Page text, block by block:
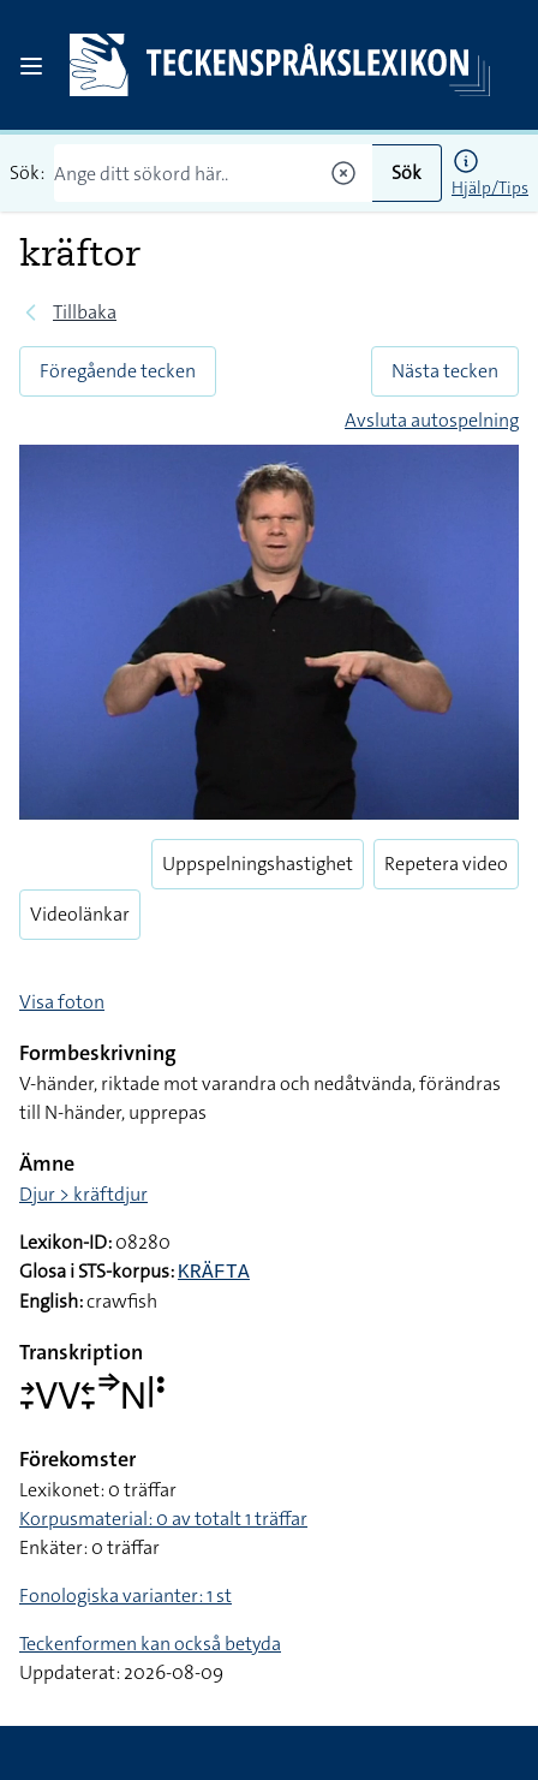
Sök: Sök
Hjälp/Tips
kräftor
Tillbaka
Föregående tecken
Nästa tecken
Avsluta autospelning
Videolänkar
Uppspelningshastighet Repetera video
Visa foton
Formbeskrivning
V-händer, riktade mot varandra och nedåtvända, förändras
till N-händer, upprepas
Ämne
Djur > kräftdjur
Lexikon-ID:08280
Glosa i STS-korpus: KRÄFTA
English:crawfish
Transkription
􌥔􌥙􌤭􌤭􌥓􌥙􌦆􌥌􌥼􌥻
Förekomster
Lexikonet: 0 träffar
Korpusmaterial: 0 av totalt 1 träffar
Enkäter: 0 träffar
Fonologiska varianter: 1 st
Teckenformen kan också betyda
Uppdaterat: 2026-08-09